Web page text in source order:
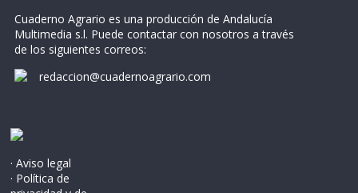
Cuaderno Agrario es una producción de Andalucía
Multimedia s.l. Puede contactar con nosotros a través
de los siguientes correos:
redaccion@cuadernoagrario.com
· Aviso legal
· Política de